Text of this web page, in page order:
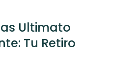
Ultimato
Tu Retiro